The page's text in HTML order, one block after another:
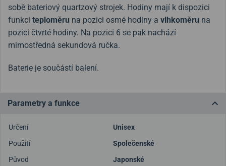
sobě bateriový quartzový strojek. Hodiny mají k dispozici
funkci teploměru na pozici osmé hodiny a vlhkoměru na
pozici čtvrté hodiny. Na pozici 6 se pak nachází
mimostředná sekundová ručka.
Baterie je součástí balení.
Parametry a funkce
Určení
Unisex
Použití
Společenské
Původ
Japonské